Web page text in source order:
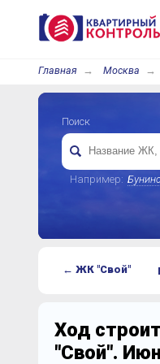
Главная Москва
Поиск
Например:
← ЖК "Свой"
Ход
"Свой".